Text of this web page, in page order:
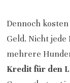
Dennoch
Geld. Nicht
mehrere
Kredit für den